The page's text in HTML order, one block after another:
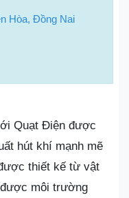
Hòa, Đồng Nai
Quạt Điện được
hút khí mạnh mẽ
thiết kế từ vật
môi trường